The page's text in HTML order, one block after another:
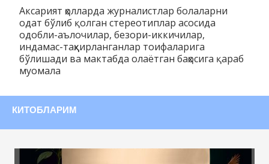
Аксарият ҳолларда журналистлар болаларни
одат бўлиб қолган стереотиплар асосида
одобли-аълочилар, безори-иккичилар,
индамас-таҳқирланганлар тоифаларига
бўлишади ва мактабда олаётган баҳосига қараб
муомала
КИТОБЛАРИМ